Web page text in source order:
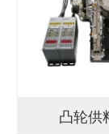
凸轮供